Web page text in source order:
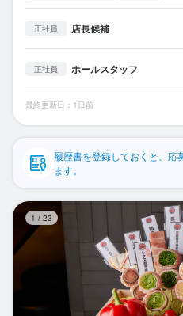
食べログ求人PRESS
プライバシーポリシー
利用規約
企業情報
正社員 店長候補
正社員 ホールスタッフ
最終更新日：1日前
履歴書を登録しておくと、応
ます。
1 / 23